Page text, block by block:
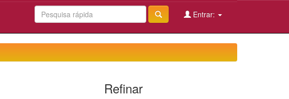
Entrar:
Refinar